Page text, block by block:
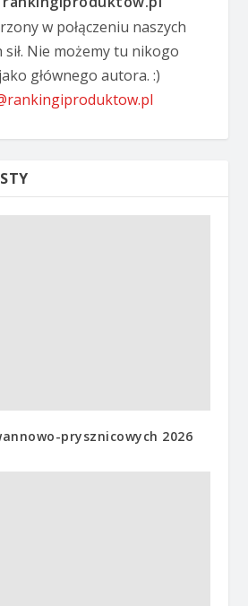
w połączeniu naszych
sił. Nie możemy tu nikogo
głównego autora. :)
prysznicowych 2026